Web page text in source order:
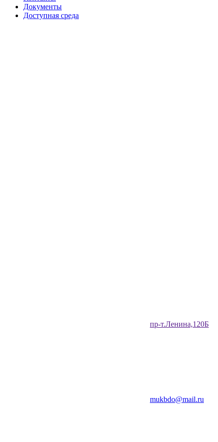
Документы
Доступная среда
​пр-т.Ленина,120Б​
mukbdo@mail.ru